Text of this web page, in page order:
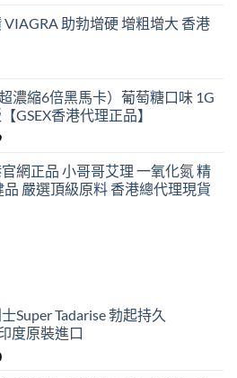
$489
VIAGRA 助勃增硬 增粗增大 香港
濃縮6倍黑馬卡）葡萄糖口味 1G
GSEX香港代理正品】
Price
$759
through
網正品 小哥哥艾理 一氧化氮 精
品 嚴選頂級原料 香港總代理現貨
Super Tadarise 勃起持久
度原裝進口
Price